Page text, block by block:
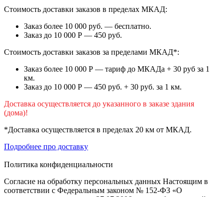
Стоимость доставки заказов в пределах МКАД:
Заказ более 10 000 руб. — бесплатно.
Заказ до 10 000 Р — 450 руб.
Стоимость доставки заказов за пределами МКАД*:
Заказ более 10 000 Р — тариф до МКАДа + 30 руб за 1
км.
Заказ до 10 000 Р — 450 руб. + 30 руб. за 1 км.
Доставка осуществляется до указанного в заказе здания
(дома)!
*Доставка осуществляется в пределах 20 км от МКАД.
Подробнее про доставку
Политика конфиденциальности
Согласие на обработку персональных данных Настоящим в
соответствии с Федеральным законом № 152-ФЗ «О